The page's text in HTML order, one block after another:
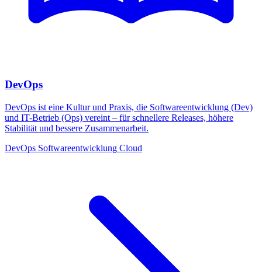
DevOps
DevOps ist eine Kultur und Praxis, die Softwareentwicklung (Dev)
und IT-Betrieb (Ops) vereint – für schnellere Releases, höhere
Stabilität und bessere Zusammenarbeit.
DevOps Softwareentwicklung Cloud